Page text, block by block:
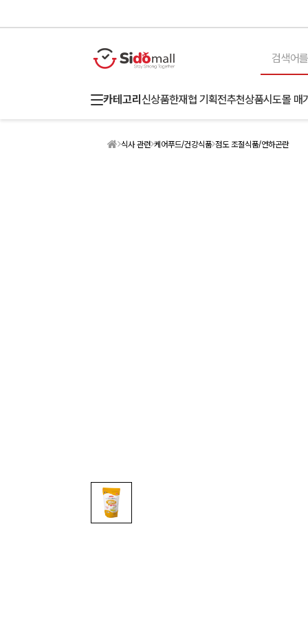
카테고리 신상품한재협 기획전추천상품시도몰 매
식사 관련 케어푸드/건강식품 점도 조절식품/연하곤란